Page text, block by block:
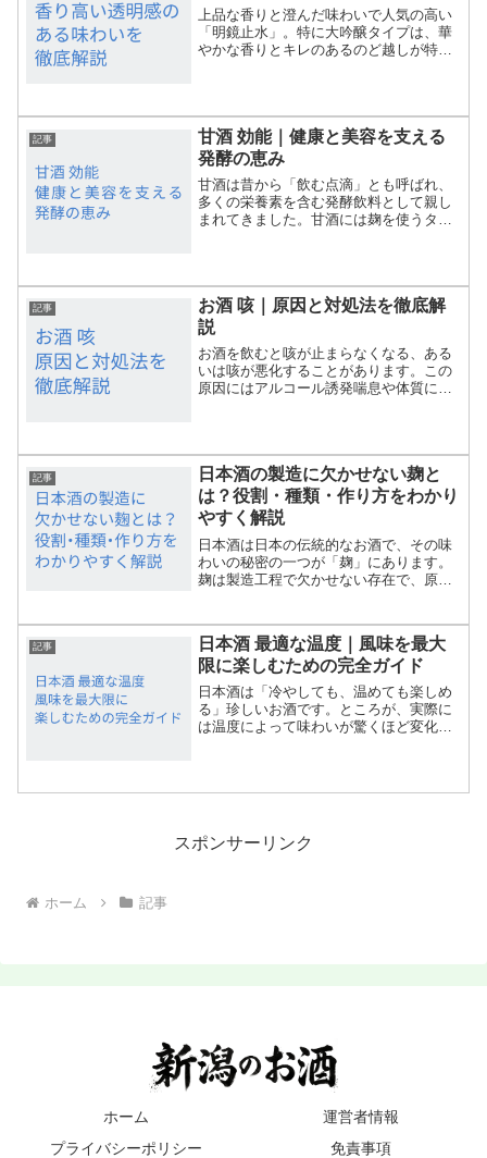
上品な香りと澄んだ味わいで人気の高い
「明鏡止水」。特に大吟醸タイプは、華
やかな香りとキレのあるのど越しが特徴
温度、料理との相性、購...
記事
甘酒 効能｜健康と美容を支える
発酵の恵み
甘酒は昔から「飲む点滴」とも呼ばれ、
多くの栄養素を含む発酵飲料として親し
まれてきました。甘酒には麹を使うタイ
なく続けられる美容と健康...
記事
お酒 咳｜原因と対処法を徹底解
説
お酒を飲むと咳が止まらなくなる、ある
いは咳が悪化することがあります。この
原因にはアルコール誘発喘息や体質によ
ぐ方法、医師の診察が必要...
記事
日本酒の製造に欠かせない麹と
は？役割・種類・作り方をわかり
やすく解説
日本酒は日本の伝統的なお酒で、その味
わいの秘密の一つが「麹」にあります。
麹は製造工程で欠かせない存在で、原料
基礎知識から種類、製造方法まで、わか
りやすく解説し、日本酒づ...
記事
日本酒 最適な温度｜風味を最大
限に楽しむための完全ガイド
日本酒は「冷やしても、温めても楽しめ
る」珍しいお酒です。ところが、実際に
は温度によって味わいが驚くほど変化
ば一番美味しいの？」という...
スポンサーリンク
ホーム 記事
ホーム
運営者情報
プライバシーポリシー
免責事項